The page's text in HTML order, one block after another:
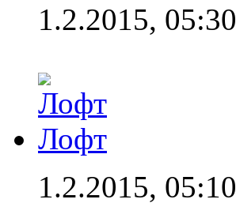
1.2.2015, 05:30
Лофт
1.2.2015, 05:10